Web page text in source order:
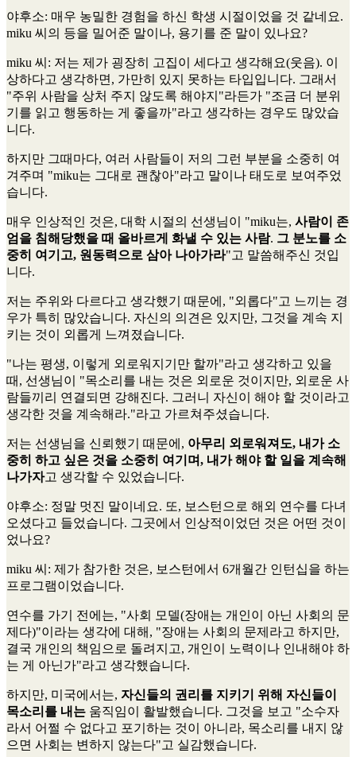
야후소: 매우 농밀한 경험을 하신 학생 시절이었을 것 같네요.
miku 씨의 등을 밀어준 말이나, 용기를 준 말이 있나요?
miku 씨 : 저는 제가 굉장히 고집이 세다고 생각해요(웃음). 이
상하다고 생각하면, 가만히 있지 못하는 타입입니다. 그래서
"주위 사람을 상처 주지 않도록 해야지"라든가 "조금 더 분위
기를 읽고 행동하는 게 좋을까"라고 생각하는 경우도 많았습
니다.
하지만 그때마다, 여러 사람들이 저의 그런 부분을 소중히 여
겨주며 "miku는 그대로 괜찮아"라고 말이나 태도로 보여주었
습니다.
매우 인상적인 것은, 대학 시절의 선생님이 "miku는, 사람이 존
엄을 침해당했을 때 올바르게 화낼 수 있는 사람. 그 분노를 소
중히 여기고, 원동력으로 삼아 나아가라"고 말씀해주신 것입
니다.
저는 주위와 다르다고 생각했기 때문에, "외롭다"고 느끼는 경
우가 특히 많았습니다. 자신의 의견은 있지만, 그것을 계속 지
키는 것이 외롭게 느껴졌습니다.
"나는 평생, 이렇게 외로워지기만 할까"라고 생각하고 있을
때, 선생님이 "목소리를 내는 것은 외로운 것이지만, 외로운 사
람들끼리 연결되면 강해진다. 그러니 자신이 해야 할 것이라고
생각한 것을 계속해라."라고 가르쳐주셨습니다.
저는 선생님을 신뢰했기 때문에, 아무리 외로워져도, 내가 소
중히 하고 싶은 것을 소중히 여기며, 내가 해야 할 일을 계속해
나가자고 생각할 수 있었습니다.
야후소: 정말 멋진 말이네요. 또, 보스턴으로 해외 연수를 다녀
오셨다고 들었습니다. 그곳에서 인상적이었던 것은 어떤 것이
었나요?
miku 씨 : 제가 참가한 것은, 보스턴에서 6개월간 인턴십을 하는
프로그램이었습니다.
연수를 가기 전에는, "사회 모델(장애는 개인이 아닌 사회의 문
제다)"이라는 생각에 대해, "장애는 사회의 문제라고 하지만,
결국 개인의 책임으로 돌려지고, 개인이 노력이나 인내해야 하
는 게 아닌가"라고 생각했습니다.
하지만, 미국에서는, 자신들의 권리를 지키기 위해 자신들이
목소리를 내는 움직임이 활발했습니다. 그것을 보고 "소수자
라서 어쩔 수 없다고 포기하는 것이 아니라, 목소리를 내지 않
으면 사회는 변하지 않는다"고 실감했습니다.